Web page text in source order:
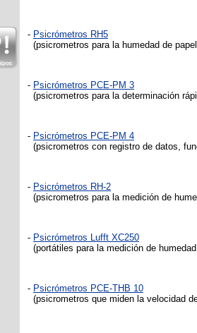
- Psicrómetros RH5
(psicrometros para la humedad de
- Psicrómetros PCE-PM 3
(psicrometros para la determinación
- Psicrómetros PCE-PM 4
(psicrometros con registro de datos,
- Psicrómetros RH-2
(psicrometros para la medición de
- Psicrómetros Lufft XC250
(portátiles para la medición de
- Psicrómetros PCE-THB 10
(psicrometros que miden la velocidad